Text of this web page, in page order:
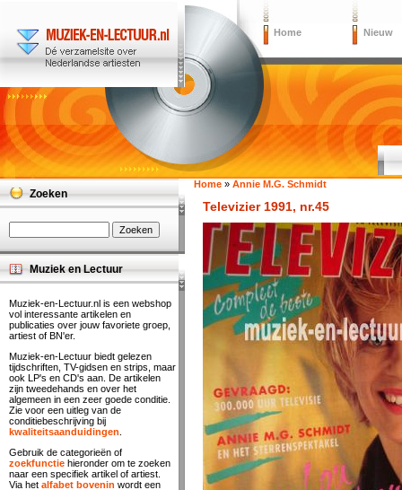
Home Nieuw
Home » Annie M.G. Schmidt
Televizier 1991, nr.45
Zoeken
Muziek en Lectuur
Muziek-en-Lectuur.nl is een webshop
vol interessante artikelen en
publicaties over jouw favoriete groep,
artiest of BN'er.
Muziek-en-Lectuur biedt gelezen
tijdschriften, TV-gidsen en strips, maar
ook LP's en CD's aan. De artikelen
zijn tweedehands en over het
algemeen in een zeer goede conditie.
Zie voor een uitleg van de
conditiebeschrijving bij
kwaliteitsaanduidingen
Gebruik de categorieën of
zoekfunctie hieronder om te zoeken
naar een specifiek artikel of artiest.
Via het alfabet bovenin wordt een